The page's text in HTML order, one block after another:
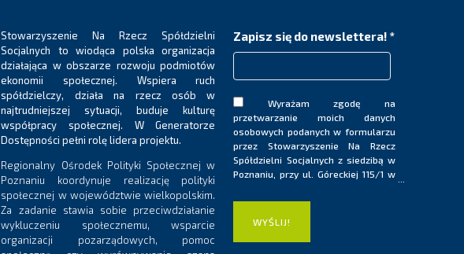
Stowarzyszenie Na Rzecz Spółdzielni
Socjalnych to wiodąca polska organizacja
działająca w obszarze rozwoju podmiotów
ekonomii społecznej. Wspiera ruch
spółdzielczy, działa na rzecz osób w
najtrudniejszej sytuacji, buduje kulturę
współpracy społecznej. W Generatorze
Dostępności pełni rolę lidera projektu.
Regionalny Ośrodek Polityki Społecznej w
Poznaniu koordynuje realizację polityki
społecznej w województwie wielkopolskim.
Za zadanie stawia sobie przeciwdziałanie
wykluczeniu społecznemu, wsparcie
organizacji pozarządowych, pomoc
Zapisz się do newslettera! *
Wyrażam zgodę na
przetwarzanie moich danych
osobowych podanych w formularzu
przez Stowarzyszenie Na Rzecz
Spółdzielni Socjalnych z siedzibą w
Poznaniu, przy ul. Góreckiej 115/1 w
przez Stowarzyszenie usługi
„Newsletter”. Dane nie będą
udostępniane innym odbiorcom i
podmiotom. Jestem świadom/